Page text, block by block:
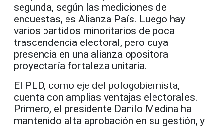
segunda, según las mediciones de
encuestas, es Alianza País. Luego hay
varios partidos minoritarios de poca
trascendencia electoral, pero cuya
presencia en una alianza opositora
proyectaría fortaleza unitaria.
El PLD, como eje del pologobiernista,
cuenta con amplias ventajas electorales.
Primero, el presidente Danilo Medina ha
mantenido alta aprobación en su gestión, y